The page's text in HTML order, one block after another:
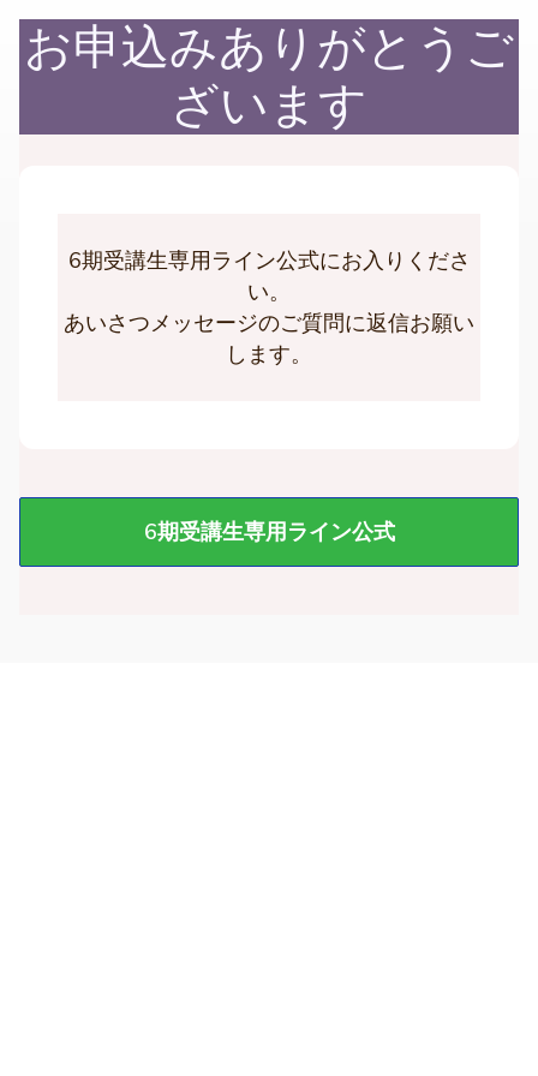
お申込みありがとうご
ざいます
6期受講生専用ライン公式にお入りくださ
い。
あいさつメッセージのご質問に返信お願い
します。
6期受講生専用ライン公式